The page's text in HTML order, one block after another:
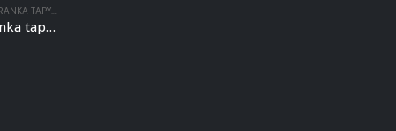
TAPYTI PAVEIKSLAI
“Tai ramybė” 120cm x 60cm ranka tapytas paveikslas